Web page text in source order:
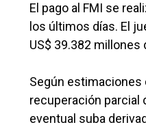
El pago al FMI se
los últimos días. El
US$ 39.382
Según estimaciones
recuperación parcial
eventual suba